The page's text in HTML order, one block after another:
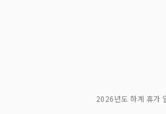
2026년도 하계 휴가